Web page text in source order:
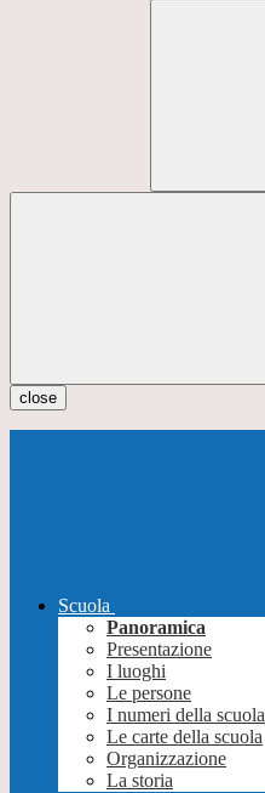
close
Scuola
Panoramica
Presentazione
I luoghi
Le persone
I numeri della scuola
Le carte della scuola
Organizzazione
La storia